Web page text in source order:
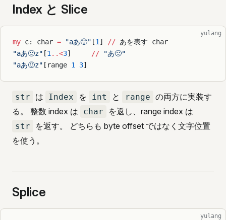
Index と Slice
yulang
my c: char = "aあ🙂" [1 ] // あを表す char
"aあ🙂z" [1 ..<3] // "あ🙂"
"aあ🙂z" [range 1 3]
str は Index を int と range の両方に実装す
る。 整数 index は
char を返し、range index は
str
を返す。 どちらも byte offset ではなく文字位置
を使う。
Splice
yulang